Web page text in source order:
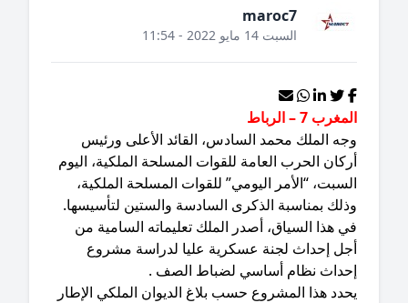
maroc7
السبت 14 مايو 2022 - 11:54
الملك محمد السادس، القائد الأعلى ورئيس
الحرب العامة للقوات المسلحة الملكية، اليوم
“الأمر اليومي” للقوات المسلحة الملكية،
بمناسبة الذكرى السادسة والستين لتأسيسها.
هذا السياق، أصدر الملك تعليماته السامية من
إحداث لجنة عسكرية عليا لدراسة مشروع
نظام أساسي لضباط الصف .
هذا المشروع حسب بلاغ الديوان الملكي الإطار